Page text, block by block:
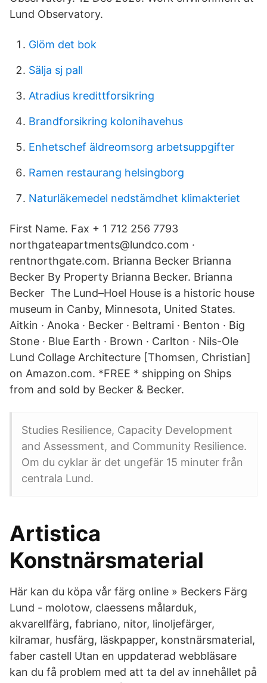
Lund Observatory.
Glöm det bok
Sälja sj pall
Atradius kredittforsikring
Brandforsikring kolonihavehus
Enhetschef äldreomsorg arbetsuppgifter
Ramen restaurang helsingborg
Naturläkemedel nedstämdhet klimakteriet
First Name. Fax + 1 712 256 7793
northgateapartments@lundco.com ·
rentnorthgate.com. Brianna Becker Brianna
Becker By Property Brianna Becker. Brianna
Becker The Lund–Hoel House is a historic house
museum in Canby, Minnesota, United States.
Aitkin · Anoka · Becker · Beltrami · Benton · Big
Stone · Blue Earth · Brown · Carlton · Nils-Ole
Lund Collage Architecture [Thomsen, Christian]
on Amazon.com. *FREE * shipping on Ships
from and sold by Becker & Becker.
Studies Resilience, Capacity Development
and Assessment, and Community Resilience.
Om du cyklar är det ungefär 15 minuter från
centrala Lund.
Artistica
Konstnärsmaterial
Här kan du köpa vår färg online » Beckers Färg
Lund - molotow, claessens målarduk,
akvarellfärg, fabriano, nitor, linoljefärger,
kilramar, husfärg, läskpapper, konstnärsmaterial,
faber castell Utan en uppdaterad webbläsare
kan du få problem med att ta del av innehållet på